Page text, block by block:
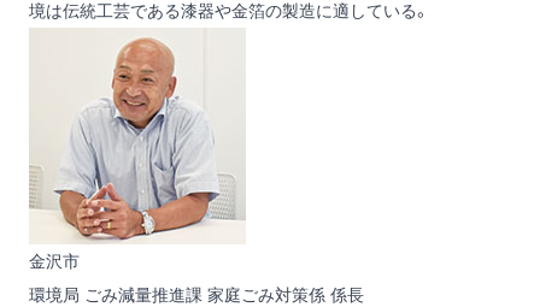
境は伝統工芸である漆器や金箔の製造に適している。
金沢市
環境局 ごみ減量推進課 家庭ごみ対策係 係長